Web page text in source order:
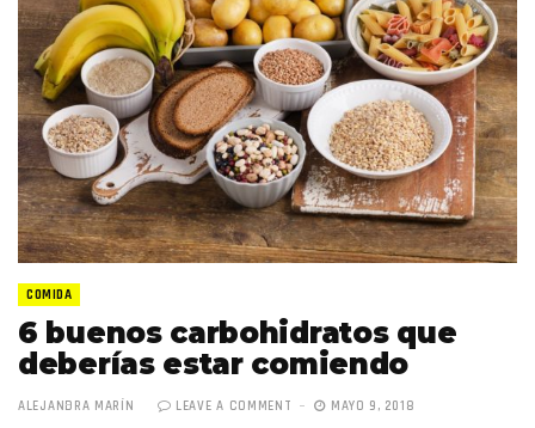
COMIDA
6 buenos carbohidratos que
deberías estar comiendo
ALEJANDRA MARÍN LEAVE A COMMENT MAYO 9, 2018